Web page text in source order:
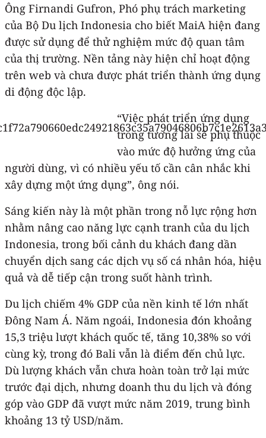
Ông Firnandi Gufron, Phó phụ trách marketing
của Bộ Du lịch Indonesia cho biết MaiA hiện đang
được sử dụng để thử nghiệm mức độ quan tâm
của thị trường. Nền tảng này hiện chỉ hoạt động
trên web và chưa được phát triển thành ứng dụng
di động độc lập.
“Việc phát triển ứng dụng
trong tương lai sẽ phụ thuộc
vào mức độ hưởng ứng của
người dùng, vì có nhiều yếu tố cần cân nhắc khi
xây dựng một ứng dụng”, ông nói.
Sáng kiến này là một phần trong nỗ lực rộng hơn
nhằm nâng cao năng lực cạnh tranh của du lịch
Indonesia, trong bối cảnh du khách đang dần
chuyển dịch sang các dịch vụ số cá nhân hóa, hiệu
quả và dễ tiếp cận trong suốt hành trình.
Du lịch chiếm 4% GDP của nền kinh tế lớn nhất
Đông Nam Á. Năm ngoái, Indonesia đón khoảng
15,3 triệu lượt khách quốc tế, tăng 10,38% so với
cùng kỳ, trong đó Bali vẫn là điểm đến chủ lực.
Dù lượng khách vẫn chưa hoàn toàn trở lại mức
trước đại dịch, nhưng doanh thu du lịch và đóng
góp vào GDP đã vượt mức năm 2019, trung bình
khoảng 13 tỷ USD/năm.